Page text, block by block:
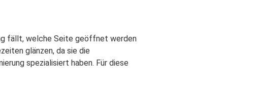
fällt, welche Seite geöffnet werden
glänzen, da sie die
spezialisiert haben. Für diese